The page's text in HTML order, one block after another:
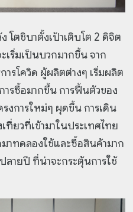
โตชิบาตั้งเป้าเติบโต 2 ดิจิต
เริ่มเป็นบวกมากขึ้น จาก
รโควิด ผู้ผลิตต่างๆ เริ่มผลิต
รซื้อมากขึ้น การฟื้นตัวของ
งการใหม่ๆ ผุดขึ้น การเดิน
ยวที่เข้ามาในประเทศไทย
าทดลองใช้และซื้อสินค้ามาก
ลายปี ที่น่าจะกระตุ้นการใช้